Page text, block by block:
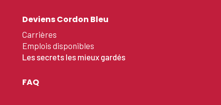
Deviens Cordon Bleu
Carrières
Emplois disponibles
Les secrets les mieux gardés
FAQ